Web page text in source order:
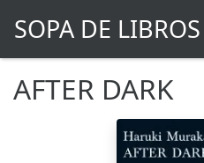
SOPA DE LIBROS
AFTER DARK